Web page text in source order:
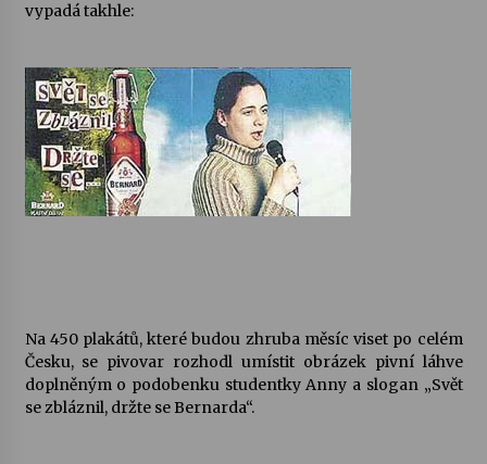
Letní koncerty ve Stromovce: Rufus Miller
22. 7. 2026
Vysočinka
17. 7. 2026
Za kulturou kousek za Humpolec. V Želivě ožije
odkaz Josefa Čapka
vypadá takhle:
Na 450 plakátů, které budou zhruba měsíc viset po celém
Česku, se pivovar rozhodl umístit obrázek pivní láhve
doplněným o podobenku studentky Anny a slogan „Svět
se zbláznil, držte se Bernarda“.